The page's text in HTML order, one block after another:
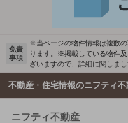
免責
事項
※当ページの物件情報は複数
ります。※掲載している物件
ざいますので、詳細に関しま
不動産・住宅情報のニフティ不
ニフティ不動産